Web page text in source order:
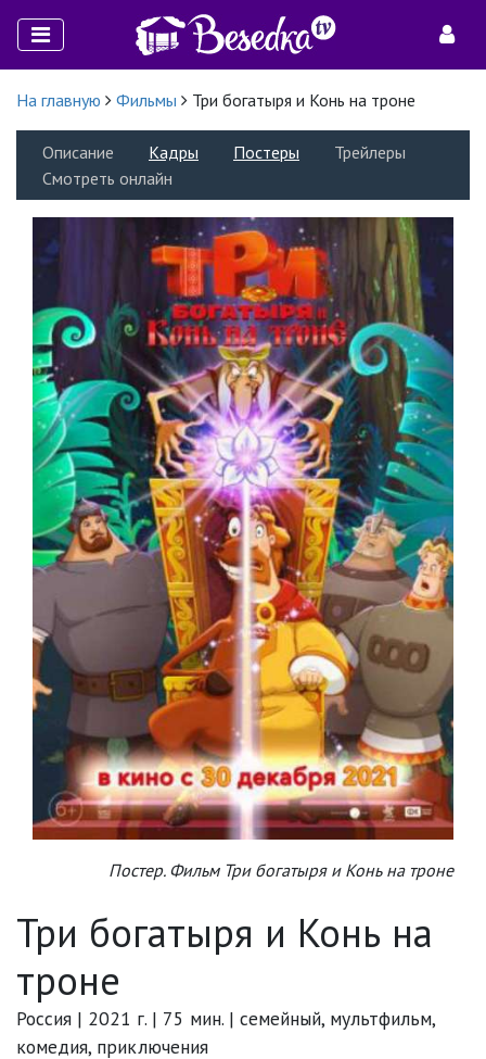
На главную Фильмы Три богатыря и Конь на троне
Описание Кадры Постеры
Трейлеры
Смотреть онлайн
Постер. Фильм Три богатыря и Конь на троне
Три богатыря и Конь на
троне
Россия | 2021 г. | 75 мин. | семейный, мультфильм,
комедия, приключения